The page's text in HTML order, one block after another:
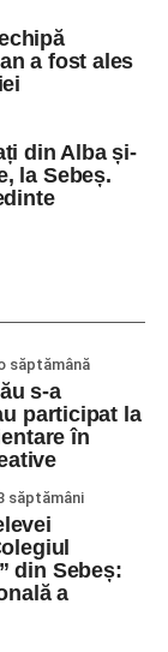
a fost ales
din Alba și-
la Sebeș.
săptămână
s-a
participat la
în
săptămâni
din Sebeș:
a